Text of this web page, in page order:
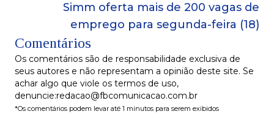
Simm oferta mais de 200 vagas de
emprego para segunda-feira (18)
Comentários
Os comentários são de responsabilidade exclusiva de
seus autores e não representam a opinião deste site. Se
achar algo que viole os termos de uso,
denuncie:redacao@fbcomunicacao.com.br
*Os comentários podem levar até 1 minutos para serem exibidos